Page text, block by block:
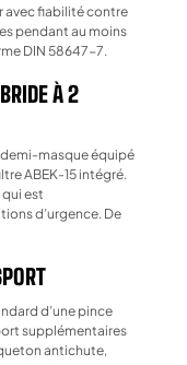
avec fiabilité contre
pendant au moins
DIN 58647-7.
À 2
masque équipé
ABEK-15 intégré.
qui est
d’urgence. De
d’une pince
supplémentaires
antichute,